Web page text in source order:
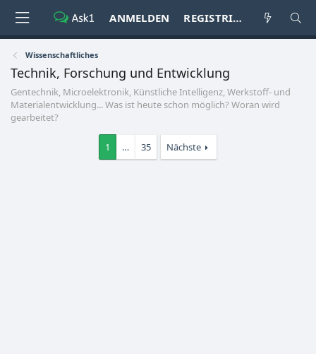
ANMELDEN REGISTRIEREN
Wissenschaftliches
Technik, Forschung und Entwicklung
Gentechnik, Microelektronik, Künstliche Intelligenz, Werkstoff- und
Materialentwicklung... Was ist heute schon möglich? Woran wird
gearbeitet?
1 … 35 Nächste